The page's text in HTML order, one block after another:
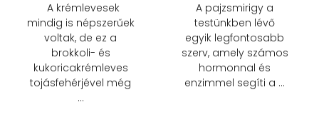
A krémlevesek
mindig is népszerűek
voltak, de ez a
brokkoli- és
kukoricakrémleves
tojásfehérjével még
…
A pajzsmirigy a
testünkben lévő
egyik legfontosabb
szerv, amely számos
hormonnal és
enzimmel segíti a …